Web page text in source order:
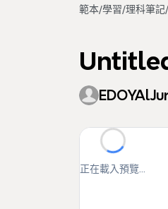
範本/學習/理科筆記/
正在載入預覽...